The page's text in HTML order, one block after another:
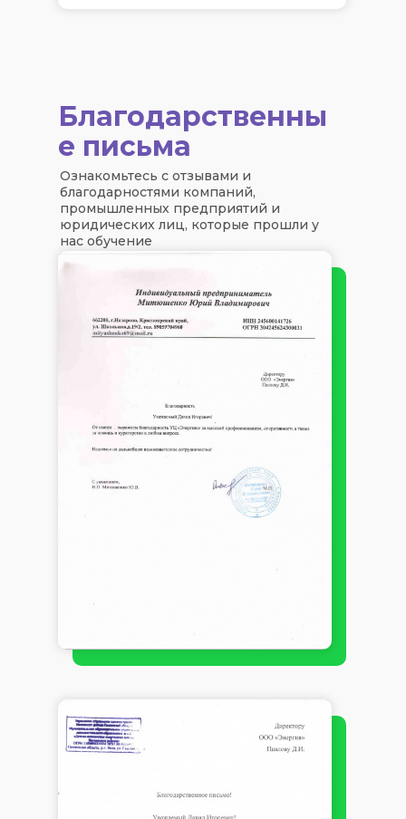
Благодарственны
е письма
Ознакомьтесь с отзывами и
благодарностями компаний,
промышленных предприятий и
юридических лиц, которые прошли у
нас обучение